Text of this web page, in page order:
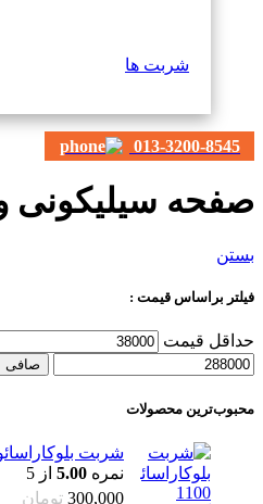
شربت ها
013-3200-8545
صفحه سیلیکونی
بستن
فیلتر براساس قیمت :
حداقل قیمت
صافی
محبوب‌ترین محصولات
شربت بلوکاراسائو 1100 گرمی سن
نمره 5.00 از 5
300,000 تومان